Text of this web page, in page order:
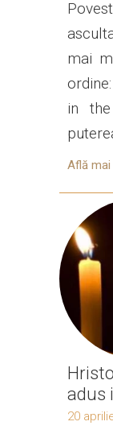
mai
in
Află
adus
20